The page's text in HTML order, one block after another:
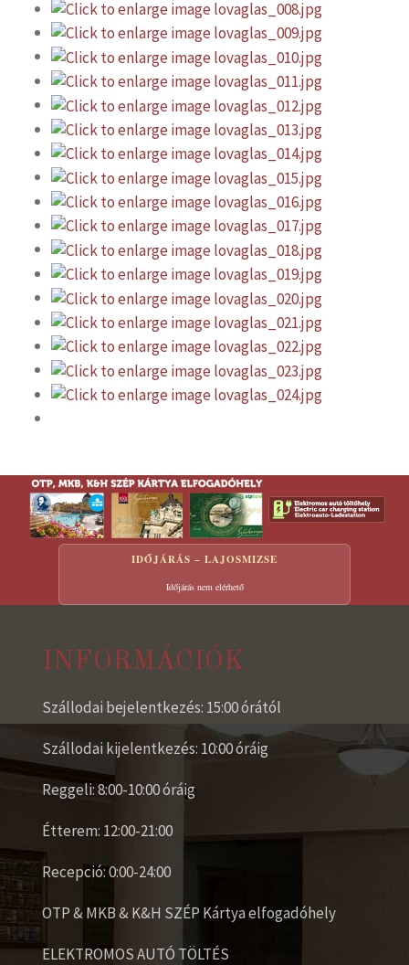
IDŐJÁRÁS – LAJOSMIZSE
Időjárás nem elérhető
INFORMÁCIÓK
Szállodai bejelentkezés: 15:00 órától
Szállodai kijelentkezés: 10:00 óráig
Reggeli: 8:00-10:00 óráig
Étterem: 12:00-21:00
Recepció: 0:00-24:00
OTP & MKB & K&H SZÉP Kártya elfogadóhely
ELEKTROMOS AUTÓ TÖLTÉS